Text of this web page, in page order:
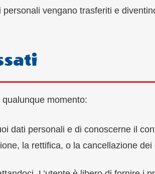
vengano trasferiti e
momento:
dati personali e di conoscerne il
la rettifica, o la cancellazione